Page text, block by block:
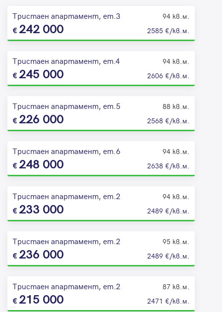
Тристаен апартамент, ет.3 94 кв.м.
242 000 2585 €/кв.м.
Тристаен апартамент, ет.4 94 кв.м.
245 000 2606 €/кв.м.
Тристаен апартамент, ет.5 88 кв.м.
226 000 2568 €/кв.м.
Тристаен апартамент, ет.6 94 кв.м.
248 000 2638 €/кв.м.
Тристаен апартамент, ет.2 94 кв.м.
233 000 2489 €/кв.м.
Тристаен апартамент, ет.2 95 кв.м.
236 000 2489 €/кв.м.
Тристаен апартамент, ет.2 87 кв.м.
215 000 2471 €/кв.м.